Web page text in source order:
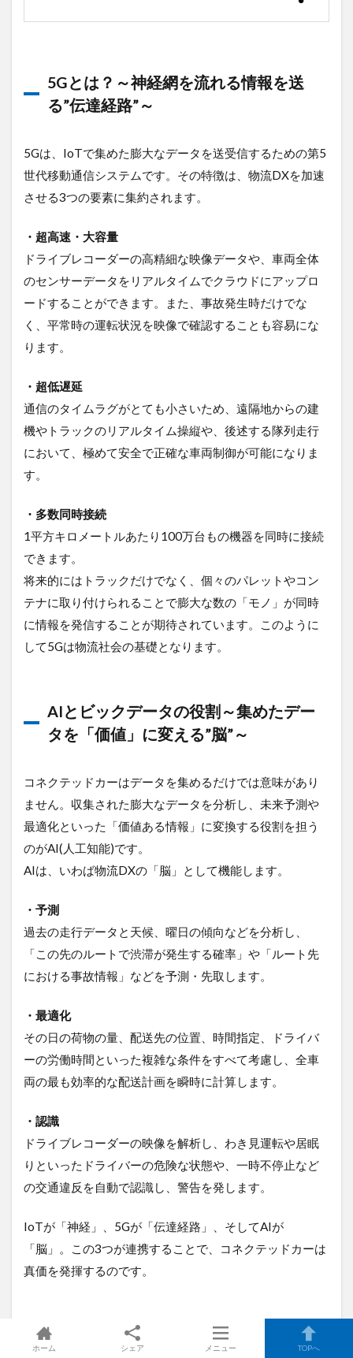
5Gとは？～神経網を流れる情報を送
る”伝達経路”～
5Gは、IoTで集めた膨大なデータを送受信するための第5
世代移動通信システムです。その特徴は、物流DXを加速
させる3つの要素に集約されます。
・超高速・大容量
ドライブレコーダーの高精細な映像データや、車両全体
のセンサーデータをリアルタイムでクラウドにアップロ
ードすることができます。また、事故発生時だけでな
く、平常時の運転状況を映像で確認することも容易にな
ります。
・超低遅延
通信のタイムラグがとても小さいため、遠隔地からの建
機やトラックのリアルタイム操縦や、後述する隊列走行
において、極めて安全で正確な車両制御が可能になりま
す。
・多数同時接続
1平方キロメートルあたり100万台もの機器を同時に接続
できます。
将来的にはトラックだけでなく、個々のパレットやコン
テナに取り付けられることで膨大な数の「モノ」が同時
に情報を発信することが期待されています。このように
して5Gは物流社会の基礎となります。
AIとビックデータの役割～集めたデー
タを「価値」に変える”脳”～
コネクテッドカーはデータを集めるだけでは意味があり
ません。収集された膨大なデータを分析し、未来予測や
最適化といった「価値ある情報」に変換する役割を担う
のがAI(人工知能)です。
AIは、いわば物流DXの「脳」として機能します。
・予測
過去の走行データと天候、曜日の傾向などを分析し、
「この先のルートで渋滞が発生する確率」や「ルート先
における事故情報」などを予測・先取します。
・最適化
その日の荷物の量、配送先の位置、時間指定、ドライバ
ーの労働時間といった複雑な条件をすべて考慮し、全車
両の最も効率的な配送計画を瞬時に計算します。
・認識
ドライブレコーダーの映像を解析し、わき見運転や居眠
りといったドライバーの危険な状態や、一時不停止など
の交通違反を自動で認識し、警告を発します。
IoTが「神経」、5Gが「伝達経路」、そしてAIが
「脳」。この3つが連携することで、コネクテッドカーは
真価を発揮するのです。
【事例でわかる】コネクテッドカ
ホーム シェア メニュー TOPへ